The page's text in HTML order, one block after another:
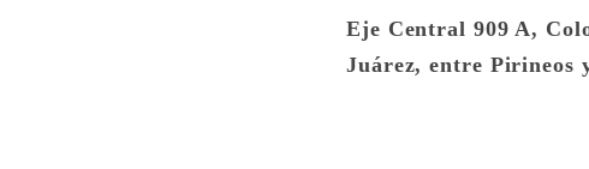
Eje Central 909 A,
Juárez, entre Pirineos